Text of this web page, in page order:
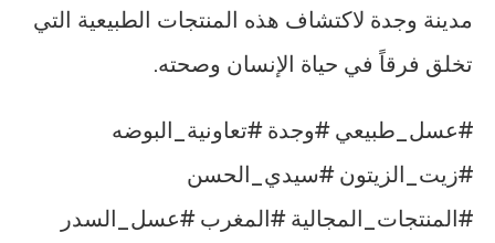
مدينة وجدة لاكتشاف هذه المنتجات الطبيعية التي
تخلق فرقاً في حياة الإنسان وصحته.
#عسل_طبيعي #وجدة #تعاونية_البوضه
#زيت_الزيتون #سيدي_الحسن
#المنتجات_المجالية #المغرب #عسل_السدر